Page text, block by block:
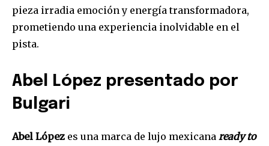
pieza irradia emoción y energía transformadora,
prometiendo una experiencia inolvidable en el
pista.
Abel López presentado por
Bulgari
Abel López es una marca de lujo mexicana ready to